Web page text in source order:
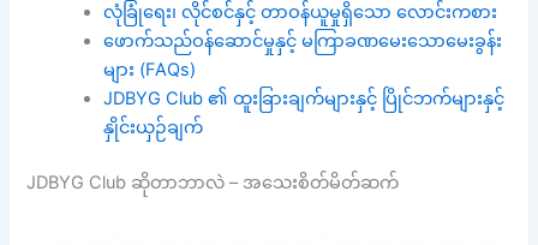
လုံခြုံရေး၊ လိုင်စင်နှင့် တာဝန်ယူမှုရှိသော လောင်းကစား
ဖောက်သည်ဝန်ဆောင်မှုနှင့် မကြာခဏမေးသောမေးခွန်း
များ (FAQs)
JDBYG Club ၏ ထူးခြားချက်များနှင့် ပြိုင်ဘက်များနှင့်
နှိုင်းယှဉ်ချက်
JDBYG Club ဆိုတာဘာလဲ – အသေးစိတ်မိတ်ဆက်